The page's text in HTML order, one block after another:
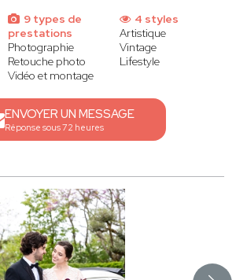
9 types de
prestations
Photographie
Retouche photo
Vidéo et montage
4 styles
Artistique
Vintage
Lifestyle
ENVOYER UN MESSAGE
Réponse sous 72 heures